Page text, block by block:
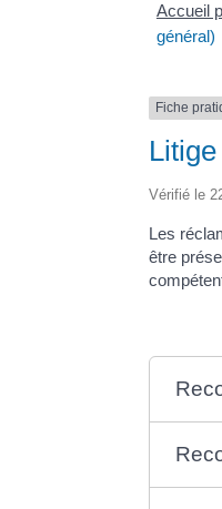
Accueil
général)
Fiche
Vérifié le
Les
être